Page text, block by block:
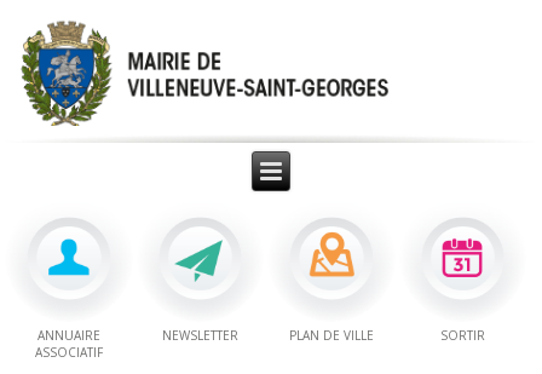
ANNUAIRE
ASSOCIATIF
NEWSLETTER PLAN DE VILLE SORTIR